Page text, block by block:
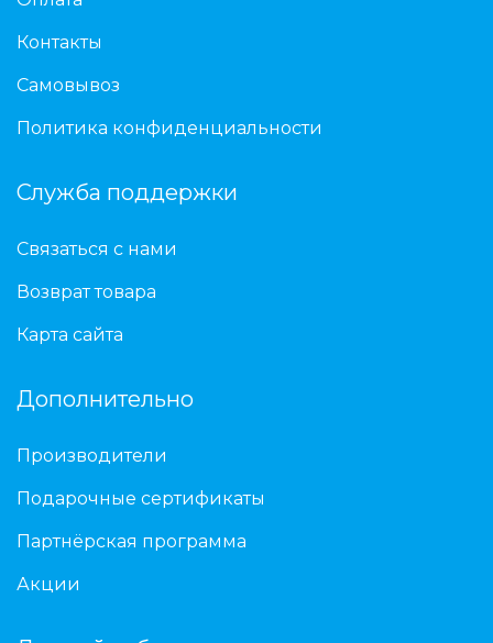
Контакты
Самовывоз
Политика конфиденциальности
Служба поддержки
Связаться с нами
Возврат товара
Карта сайта
Дополнительно
Производители
Подарочные сертификаты
Партнёрская программа
Акции